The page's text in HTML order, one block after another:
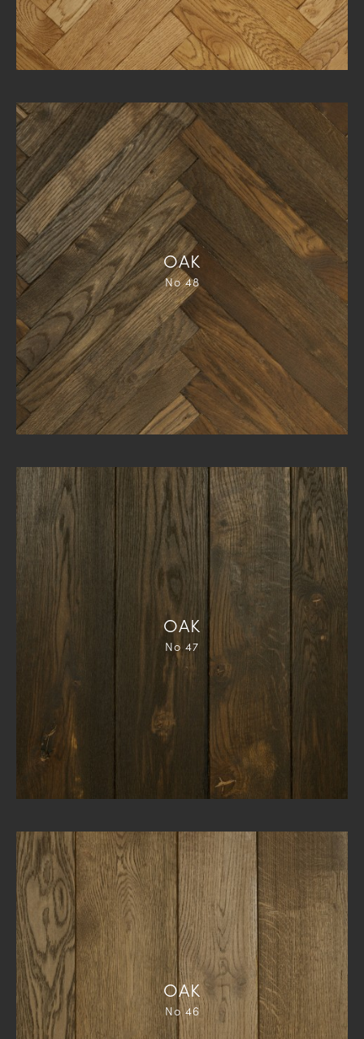
ΟΑΚ
Νο 48
ΟΑΚ
Νο 47
ΟΑΚ
Νο 46